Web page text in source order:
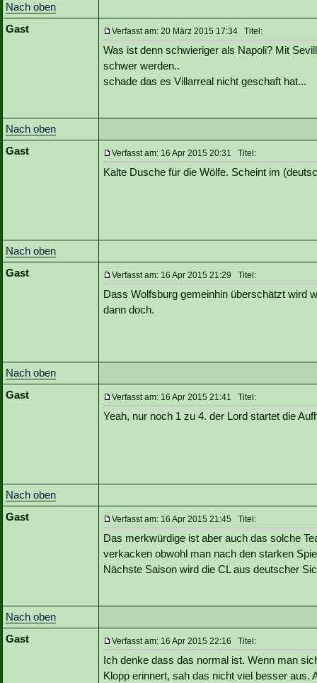
Nach oben
Gast
Verfasst am: 20 März 2015 17:34 Titel:
Was ist denn schwieriger als Napoli? Mit
schwer werden..
schade das es Villarreal nicht geschaft hat...
Nach oben
Gast
Verfasst am: 16 Apr 2015 20:31 Titel:
Kalte Dusche für die Wölfe. Scheint im
Nach oben
Gast
Verfasst am: 16 Apr 2015 21:29 Titel:
Dass Wolfsburg gemeinhin überschätzt wird
dann doch.
Nach oben
Gast
Verfasst am: 16 Apr 2015 21:41 Titel:
Yeah, nur noch 1 zu 4. der Lord startet die
Nach oben
Gast
Verfasst am: 16 Apr 2015 21:45 Titel:
Das merkwürdige ist aber auch das solche
verkacken obwohl man nach den starken
Nächste Saison wird die CL aus deutscher
Nach oben
Gast
Verfasst am: 16 Apr 2015 22:16 Titel:
Ich denke dass das normal ist. Wenn man
Klopp erinnert, sah das nicht viel besser aus.